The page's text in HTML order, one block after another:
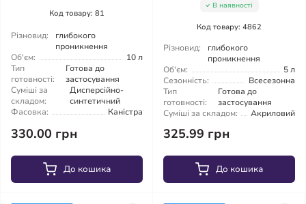
Код товару: 81
Різновид:
глибокого
проникнення
Об'єм:
10 л
Тип
готовності:
Готова до
застосування
Суміші за
складом:
Дисперсійно-
синтетичний
Фасовка:
Каністра
330.00 грн
До кошика
В наявності
Код товару: 4862
Різновид:
глибокого
проникнення
Об'єм:
5 л
Сезонність:
Всесезонна
Тип
готовності:
Готова до
застосування
Суміші за складом:
Акриловий
325.99 грн
До кошика